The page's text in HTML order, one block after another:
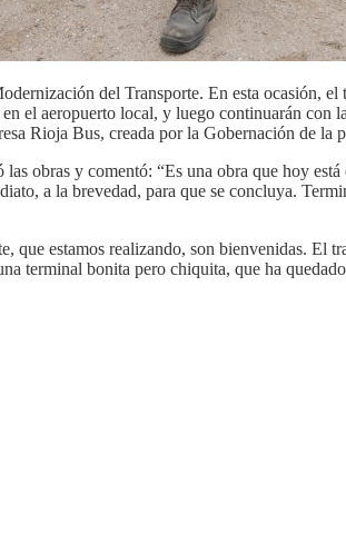
del Transporte. En esta ocasión,
el aeropuerto local, y luego continuarán
Rioja Bus, creada por la Gobernación de la
obras y comentó: “Es una obra que hoy
a la brevedad, para que se concluya.
que estamos realizando, son bienvenidas.
terminal bonita pero chiquita, que ha